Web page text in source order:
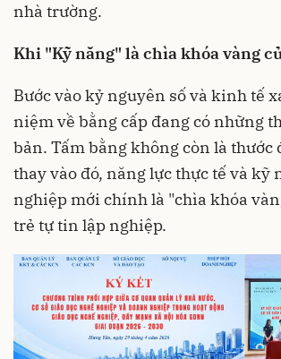
nhà trường.
Khi "Kỹ năng" là chìa khóa vàng
Bước vào kỷ nguyên số và kinh tế
niệm về bằng cấp đang có những
bản. Tấm bằng không còn là thước
thay vào đó, năng lực thực tế và kỹ
nghiệp mới chính là "chìa khóa
trẻ tự tin lập nghiệp.